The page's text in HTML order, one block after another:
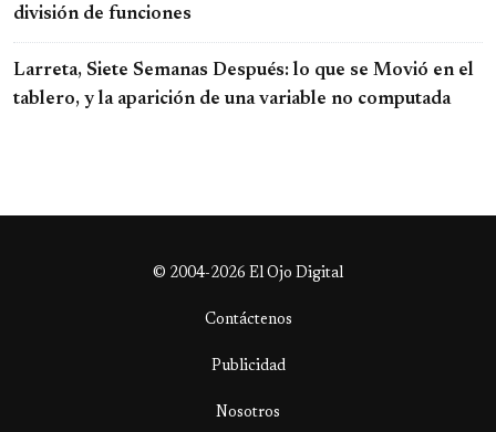
división de funciones
Larreta, Siete Semanas Después: lo que se Movió en el
tablero, y la aparición de una variable no computada
© 2004-2026 El Ojo Digital
Contáctenos
Publicidad
Nosotros